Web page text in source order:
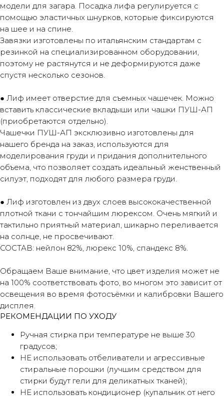
модели для загара. Посадка лифа регулируется с
помощью эластичных шнурков, которые фиксируются
на шее и на спине.
Завязки изготовлены по итальянским стандартам с
резинкой на специализированном оборудовании,
поэтому не растянутся и не деформируются даже
спустя несколько сезонов.
● Лиф имеет отверстие для съемных чашечек. Можно
вставить классические вкладыши или чашки ПУШ-АП
(приобретаются отдельно).
Чашечки ПУШ-АП эксклюзивно изготовлены для
нашего бренда на заказ, используются для
моделирования груди и придания дополнительного
объема, что позволяет создать идеальный женственный
силуэт, подходят для любого размера груди.
● Лиф изготовлен из двух слоев высококачественной
плотной ткани с тончайшим люрексом. Очень мягкий и
тактильно приятный материал, шикарно переливается
на солнце, не просвечивают.
СОСТАВ: нейлон 82%, люрекс 10%, спандекс 8%.
Обращаем Ваше внимание, что цвет изделия может не
на 100% соответствовать фото, во многом это зависит от
освещения во время фотосъёмки и калибровки Вашего
дисплея.
РЕКОМЕНДАЦИИ ПО УХОДУ
Ручная стирка при температуре не выше 30
градусов;
НЕ использовать отбеливатели и агрессивные
стиральные порошки (лучшим средством для
стирки будут гели для деликатных тканей);
НЕ использовать кондиционер (купальник от него